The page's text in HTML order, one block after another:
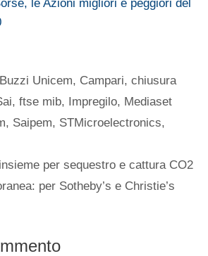
le Azioni migliori e peggiori del
Buzzi Unicem, Campari,chiusura
, ftse mib, Impregilo, Mediaset
, Saipem, STMicroelectronics,
per sequestro e cattura CO2
per Sotheby’s e Christie’s